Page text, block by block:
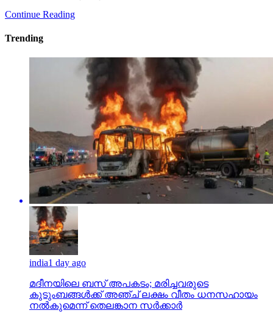
Continue Reading
Trending
india1 day ago
മദീനയിലെ ബസ് അപകടം; മരിച്ചവരുടെ
കുടുംബങ്ങള്‍ക്ക് അഞ്ച് ലക്ഷം വീതം ധനസഹായം
നല്‍കുമെന്ന് തെലങ്കാന സര്‍ക്കാര്‍